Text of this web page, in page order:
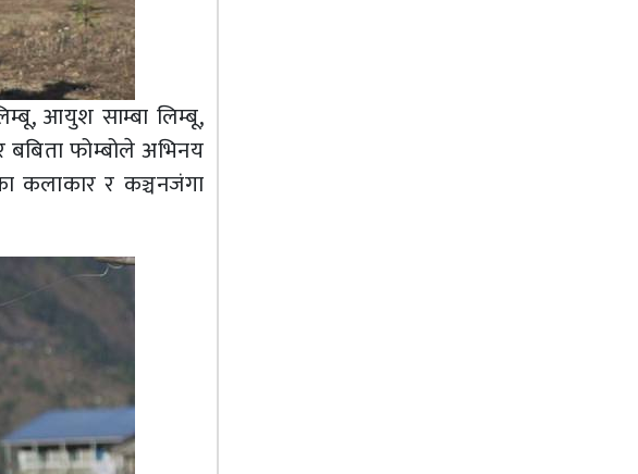
आयुश साम्बा लिम्बू,
बबिता फोम्बोले अभिनय
कलाकार र कञ्चनजंगा